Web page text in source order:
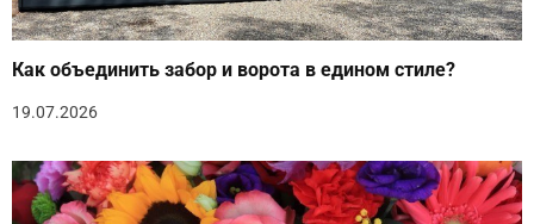
Как объединить забор и ворота в едином стиле?
19.07.2026